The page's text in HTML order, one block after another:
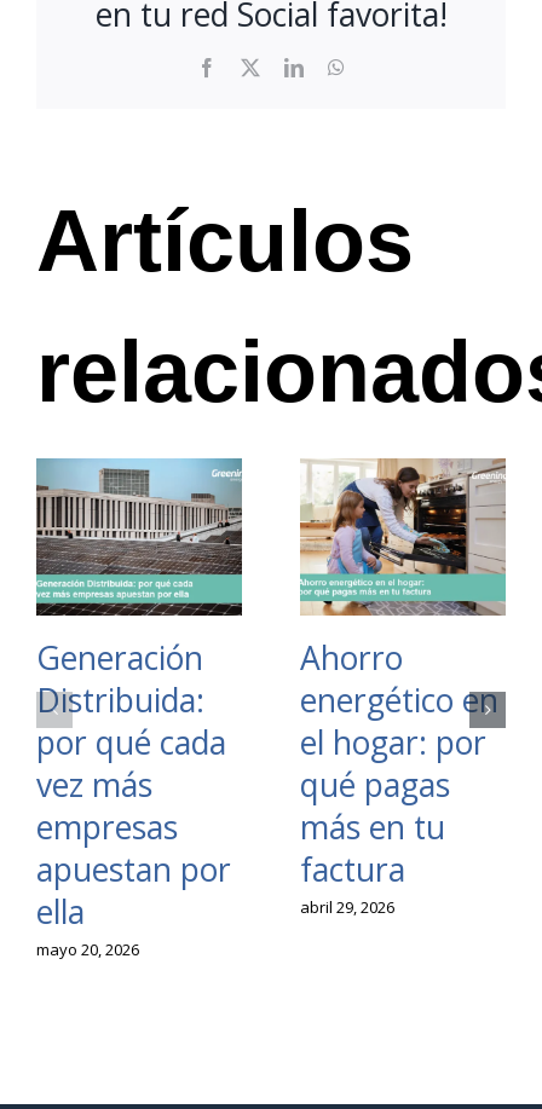
en tu red Social favorita!
Facebook LinkedIn
Artículos
Generación
Distribuida:
por qué cada
vez más
empresas
apuestan por
ella
mayo 20, 2026
Ahorro
energético en
el hogar: por
qué pagas
más en tu
factura
abril 29, 2026